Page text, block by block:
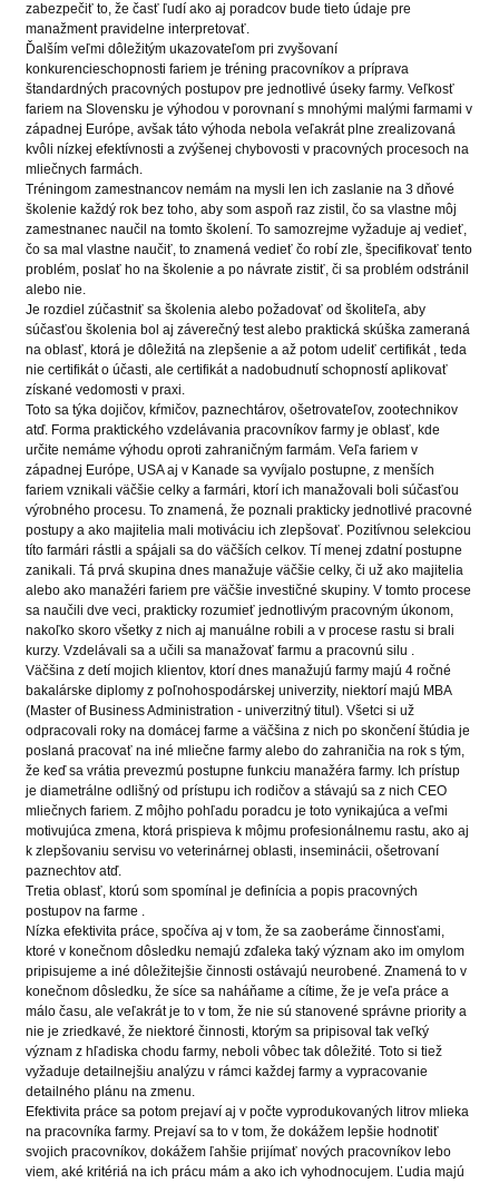
zabezpečiť to, že časť ľudí ako aj poradcov bude tieto údaje pre
manažment pravidelne interpretovať.
Ďalším veľmi dôležitým ukazovateľom pri zvyšovaní
konkurencieschopnosti fariem je tréning pracovníkov a príprava
štandardných pracovných postupov pre jednotlivé úseky farmy. Veľkosť
fariem na Slovensku je výhodou v porovnaní s mnohými malými farmami v
západnej Európe, avšak táto výhoda nebola veľakrát plne zrealizovaná
kvôli nízkej efektívnosti a zvýšenej chybovosti v pracovných procesoch na
mliečnych farmách.
Tréningom zamestnancov nemám na mysli len ich zaslanie na 3 dňové
školenie každý rok bez toho, aby som aspoň raz zistil, čo sa vlastne môj
zamestnanec naučil na tomto školení. To samozrejme vyžaduje aj vedieť,
čo sa mal vlastne naučiť, to znamená vedieť čo robí zle, špecifikovať tento
problém, poslať ho na školenie a po návrate zistiť, či sa problém odstránil
alebo nie.
Je rozdiel zúčastniť sa školenia alebo požadovať od školiteľa, aby
súčasťou školenia bol aj záverečný test alebo praktická skúška zameraná
na oblasť, ktorá je dôležitá na zlepšenie a až potom udeliť certifikát , teda
nie certifikát o účasti, ale certifikát a nadobudnutí schopností aplikovať
získané vedomosti v praxi.
Toto sa týka dojičov, kŕmičov, paznechtárov, ošetrovateľov, zootechnikov
atď. Forma praktického vzdelávania pracovníkov farmy je oblasť, kde
určite nemáme výhodu oproti zahraničným farmám. Veľa fariem v
západnej Európe, USA aj v Kanade sa vyvíjalo postupne, z menších
fariem vznikali väčšie celky a farmári, ktorí ich manažovali boli súčasťou
výrobného procesu. To znamená, že poznali prakticky jednotlivé pracovné
postupy a ako majitelia mali motiváciu ich zlepšovať. Pozitívnou selekciou
títo farmári rástli a spájali sa do väčších celkov. Tí menej zdatní postupne
zanikali. Tá prvá skupina dnes manažuje väčšie celky, či už ako majitelia
alebo ako manažéri fariem pre väčšie investičné skupiny. V tomto procese
sa naučili dve veci, prakticky rozumieť jednotlivým pracovným úkonom,
nakoľko skoro všetky z nich aj manuálne robili a v procese rastu si brali
kurzy. Vzdelávali sa a učili sa manažovať farmu a pracovnú silu .
Väčšina z detí mojich klientov, ktorí dnes manažujú farmy majú 4 ročné
bakalárske diplomy z poľnohospodárskej univerzity, niektorí majú MBA
(Master of Business Administration - univerzitný titul). Všetci si už
odpracovali roky na domácej farme a väčšina z nich po skončení štúdia je
poslaná pracovať na iné mliečne farmy alebo do zahraničia na rok s tým,
že keď sa vrátia prevezmú postupne funkciu manažéra farmy. Ich prístup
je diametrálne odlišný od prístupu ich rodičov a stávajú sa z nich CEO
mliečnych fariem. Z môjho pohľadu poradcu je toto vynikajúca a veľmi
motivujúca zmena, ktorá prispieva k môjmu profesionálnemu rastu, ako aj
k zlepšovaniu servisu vo veterinárnej oblasti, inseminácii, ošetrovaní
paznechtov atď.
Tretia oblasť, ktorú som spomínal je definícia a popis pracovných
postupov na farme .
Nízka efektivita práce, spočíva aj v tom, že sa zaoberáme činnosťami,
ktoré v konečnom dôsledku nemajú zďaleka taký význam ako im omylom
pripisujeme a iné dôležitejšie činnosti ostávajú neurobené. Znamená to v
konečnom dôsledku, že síce sa naháňame a cítime, že je veľa práce a
málo času, ale veľakrát je to v tom, že nie sú stanovené správne priority a
nie je zriedkavé, že niektoré činnosti, ktorým sa pripisoval tak veľký
význam z hľadiska chodu farmy, neboli vôbec tak dôležité. Toto si tiež
vyžaduje detailnejšiu analýzu v rámci každej farmy a vypracovanie
detailného plánu na zmenu.
Efektivita práce sa potom prejaví aj v počte vyprodukovaných litrov mlieka
na pracovníka farmy. Prejaví sa to v tom, že dokážem lepšie hodnotiť
svojich pracovníkov, dokážem ľahšie prijímať nových pracovníkov lebo
viem, aké kritériá na ich prácu mám a ako ich vyhodnocujem. Ľudia majú